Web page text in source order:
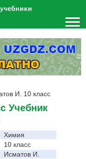
И. 10 класс
Учебник
Химия
10 класс
Исматов И.